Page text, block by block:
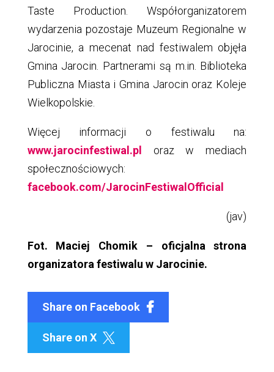
Taste Production. Współorganizatorem
wydarzenia pozostaje Muzeum Regionalne w
Jarocinie, a mecenat nad festiwalem objęła
Gmina Jarocin. Partnerami są m.in. Biblioteka
Publiczna Miasta i Gmina Jarocin oraz Koleje
Wielkopolskie.
Więcej informacji o festiwalu na:
www.jarocinfestiwal.pl
oraz w mediach
społecznościowych:
facebook.com/JarocinFestiwalOfficial
(jav)
Fot. Maciej Chomik – oficjalna strona
organizatora festiwalu w Jarocinie.
Share on Facebook
Share on X 